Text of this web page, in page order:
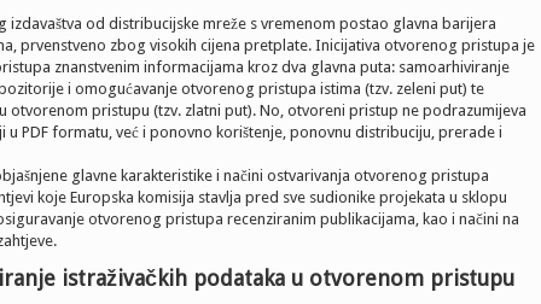
izdavaštva od distribucijske mreže s vremenom postao glavna barijera
prvenstveno zbog visokih cijena pretplate. Inicijativa otvorenog pristupa je
znanstvenim informacijama kroz dva glavna puta: samoarhiviranje
i omogućavanje otvorenog pristupa istima (tzv. zeleni put) te
otvorenom pristupu (tzv. zlatni put). No, otvoreni pristup ne podrazumijeva
PDF formatu, već i ponovno korištenje, ponovnu distribuciju, prerade i
glavne karakteristike i načini ostvarivanja otvorenog pristupa
koje Europska komisija stavlja pred sve sudionike projekata u sklopu
otvorenog pristupa recenziranim publikacijama, kao i načini na
istraživačkih podataka u otvorenom pristupu